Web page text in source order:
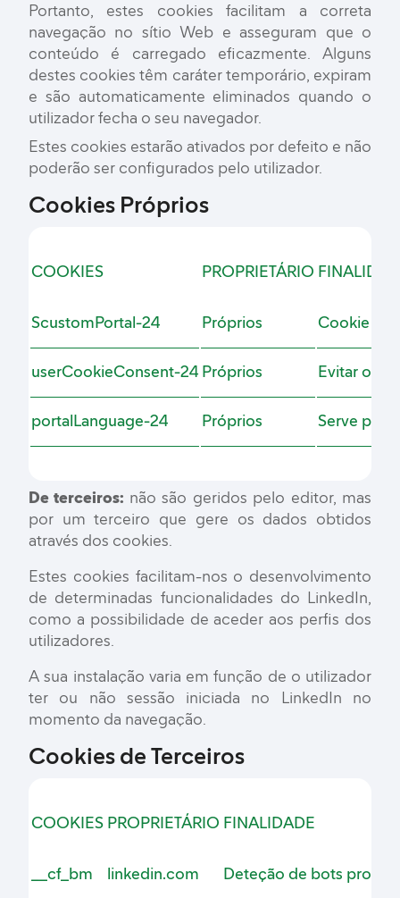
Portanto, estes cookies facilitam a correta
navegação no sítio Web e asseguram que o
conteúdo é carregado eficazmente. Alguns
destes cookies têm caráter temporário, expiram
e são automaticamente eliminados quando o
utilizador fecha o seu navegador.
Estes cookies estarão ativados por defeito e não
poderão ser configurados pelo utilizador.
Cookies Próprios
COOKIES PROPRIETÁRIO
ScustomPortal-24 Próprios Cookie de
userCookieConsent-24 Próprios Evitar o
portalLanguage-24 Próprios Serve
De terceiros: não são geridos pelo editor, mas
por um terceiro que gere os dados obtidos
através dos cookies.
Estes cookies facilitam-nos o desenvolvimento
de determinadas funcionalidades do LinkedIn,
como a possibilidade de aceder aos perfis dos
utilizadores.
A sua instalação varia em função de o utilizador
ter ou não sessão iniciada no LinkedIn no
momento da navegação.
Cookies de Terceiros
COOKIES PROPRIETÁRIO FINALIDADE
__cf_bm linkedin.com Deteção de bots